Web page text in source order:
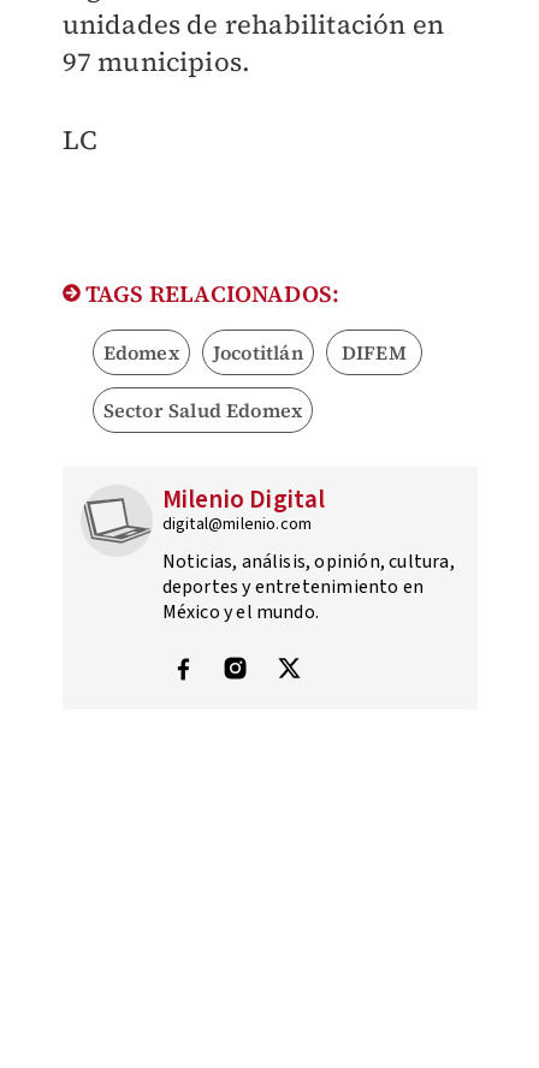
unidades de rehabilitación en
97 municipios.
LC
TAGS RELACIONADOS:
Edomex Jocotitlán DIFEM
Sector Salud Edomex
Milenio Digital
digital@milenio.com
Noticias, análisis, opinión, cultura,
deportes y entretenimiento en
México y el mundo.